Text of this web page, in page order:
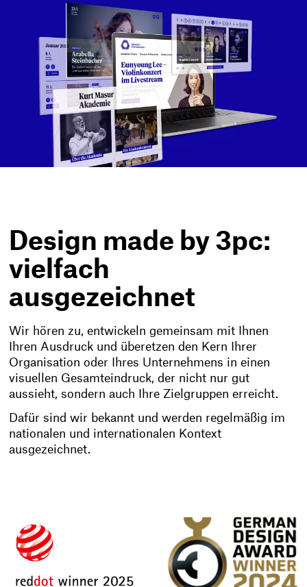
Design made by 3pc:
vielfach
ausgezeichnet
Wir hören zu, entwickeln gemeinsam mit Ihnen
Ihren Ausdruck und überetzen den Kern Ihrer
Organisation oder Ihres Unternehmens in einen
visuellen Gesamteindruck, der nicht nur gut
aussieht, sondern auch Ihre Zielgruppen erreicht.
Dafür sind wir bekannt und werden regelmäßig im
nationalen und internationalen Kontext
ausgezeichnet.